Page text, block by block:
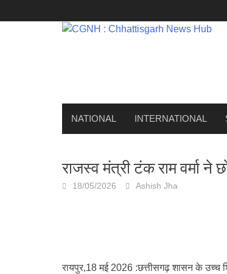
to
NATIONAL INTERNATIONAL
राजस्व मंत्री टंक राम वर्मा ने
18/05/2026 Ashish Jha
रायपुर,18 मई 2026 :छत्तीसगढ़ शासन के उच्च